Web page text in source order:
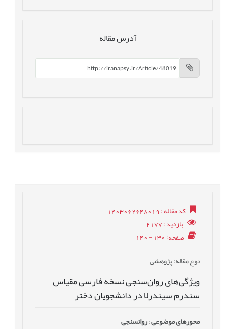
آدرس مقاله
کد مقاله: 1403062648019
بازدید: 2177
صفحه: 130 - 140
نوع مقاله: پژوهشی
ویژگی‌‌های روان‌‌سنجی نسخه فارسی مقیاس
سندرم سیندرلا در دانشجویان دختر
محورهای موضوعی:روانسنجی